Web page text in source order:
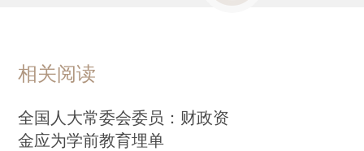
相关阅读
全国人大常委会委员：财政资
金应为学前教育埋单